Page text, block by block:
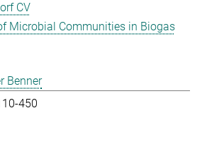
CV
Microbial Communities in Biogas
Benner
450